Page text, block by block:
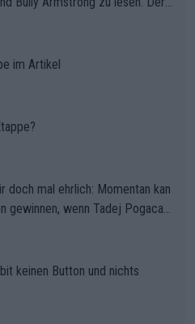
im Artikel
doch mal ehrlich: Momentan kan
gewinnen, wenn Tadej Pogacar
keinen Button und nichts